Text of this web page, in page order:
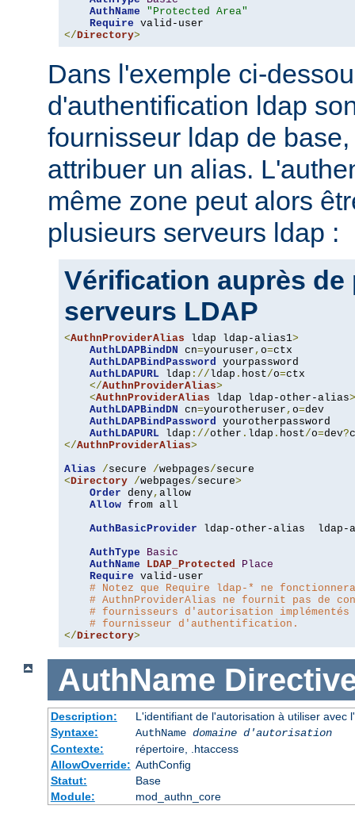
AuthName
"Protected Area"
Require
</Directory>
Dans l'exemple ci-
d'authentification ldap
fournisseur ldap de
attribuer un alias.
même zone peut alors
plusieurs serveurs ldap :
Vérification auprès de
serveurs LDAP
<AuthnProviderAlias ldap ldap-alias1>
AuthLDAPBindDN cn=youruser , o=ctx
AuthLDAPBindPassword yourpassword
AuthLDAPURL ldap ://ldap . host/o=ctx
</AuthnProviderAlias>
<AuthnProviderAlias ldap ldap-other-alias>
AuthLDAPBindDN cn=yourotheruser , o=dev
AuthLDAPBindPassword yourotherpassword
AuthLDAPURL ldap ://other . ldap . host/o=dev?
</AuthnProviderAlias>
Alias
/secure /webpages/
<Directory /webpages/secure>
Order deny, allow
Allow from all
AuthBasicProvider ldap-other-alias  ldap-
AuthType
Basic
AuthName
LDAP_Protected
Place
Require valid-user
# Notez que Require ldap-* ne
# AuthnProviderAlias ne fournit pas de
# fournisseurs d'autorisation implémentés
# fournisseur d'authentification.
</Directory>
AuthName
Description:
L'identifiant de l'autorisation à utiliser avec
Syntaxe:
AuthName domaine d'autorisation
Contexte:
répertoire, .htaccess
AllowOverride: AuthConfig
Statut:
Base
Module:
mod_authn_core